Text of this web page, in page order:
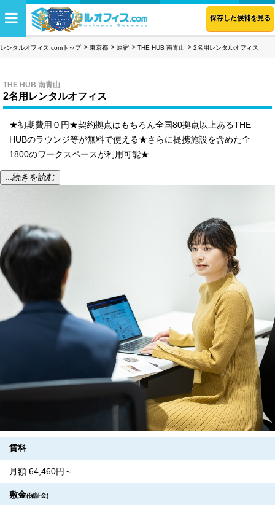
保存した候補を見る
レンタルオフィス.comトップ 東京都 原宿 THE HUB 南青山 2名用レンタルオフィス
THE HUB 南青山
2名用レンタルオフィス
★初期費用０円★契約拠点はもちろん全国80拠点以上あるTHE
HUBのラウンジ等が無料で使える★さらに提携施設を含めた全
1800のワークスペースが利用可能★
...続きを読む
賃料
月額 64,460円～
敷金(保証金)